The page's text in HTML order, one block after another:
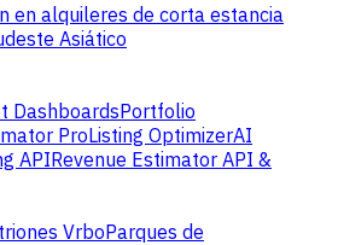
en alquileres de corta estancia
Asiático
DashboardsPortfolio
ProListing OptimizerAI
APIRevenue Estimator API &
VrboParques de